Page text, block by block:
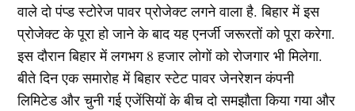
वाले दो पंप्ड स्टोरेज पावर प्रोजेक्ट लगने वाला है. बिहार में इस
प्रोजेक्ट के पूरा हो जाने के बाद यह एनर्जी जरूरतों को पूरा करेगा.
इस दौरान बिहार में लगभग 8 हजार लोगों को रोजगार भी मिलेगा.
बीते दिन एक समारोह में बिहार स्टेट पावर जेनरेशन कंपनी
लिमिटेड और चुनी गई एजेंसियों के बीच दो समझौता किया गया और